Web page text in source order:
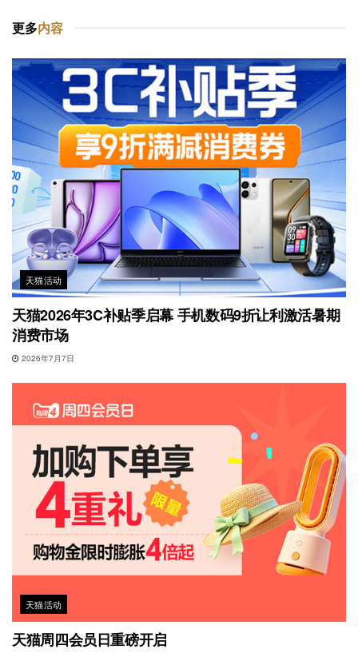
更多内容
天猫活动
天猫2026年3C补贴季启幕 手机数码9折让利激活暑期
消费市场
2026年7月7日
天猫活动
天猫周四会员日重磅开启